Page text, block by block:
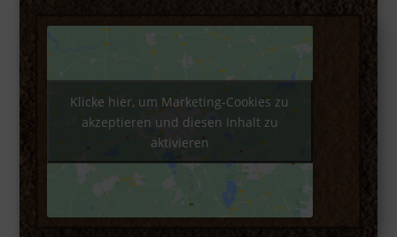
Klicke hier, um Marketing-Cookies zu
akzeptieren und diesen Inhalt zu
aktivieren